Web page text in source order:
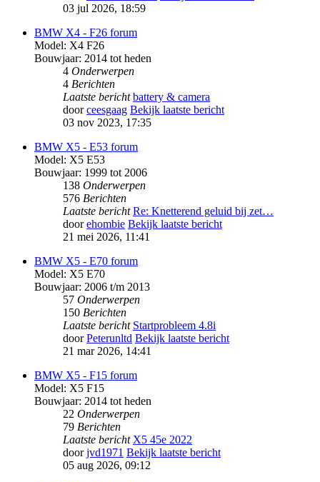
03 jul 2026, 18:59
BMW X4 - F26 forum
Model: X4 F26
Bouwjaar: 2014 tot heden
4 Onderwerpen
4 Berichten
Laatste bericht battery & camera
doorceesgaag Bekijk laatste bericht
03 nov 2023, 17:35
BMW X5 - E53 forum
Model: X5 E53
Bouwjaar: 1999 tot 2006
138 Onderwerpen
576 Berichten
Laatste bericht Re: Knetterend geluid bij zet…
doorehombie Bekijk laatste bericht
21 mei 2026, 11:41
BMW X5 - E70 forum
Model: X5 E70
Bouwjaar: 2006 t/m 2013
57 Onderwerpen
150 Berichten
Laatste bericht Startprobleem 4.8i
doorPeterunltd Bekijk laatste bericht
21 mar 2026, 14:41
BMW X5 - F15 forum
Model: X5 F15
Bouwjaar: 2014 tot heden
22 Onderwerpen
79 Berichten
Laatste bericht X5 45e 2022
doorjvd1971 Bekijk laatste bericht
05 aug 2026, 09:12